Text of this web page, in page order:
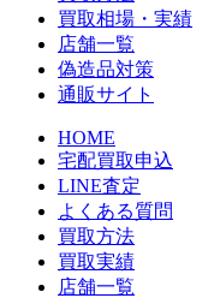
買取相場・実績
店舗一覧
偽造品対策
通販サイト
HOME
宅配買取申込
LINE査定
よくある質問
買取方法
買取実績
店舗一覧